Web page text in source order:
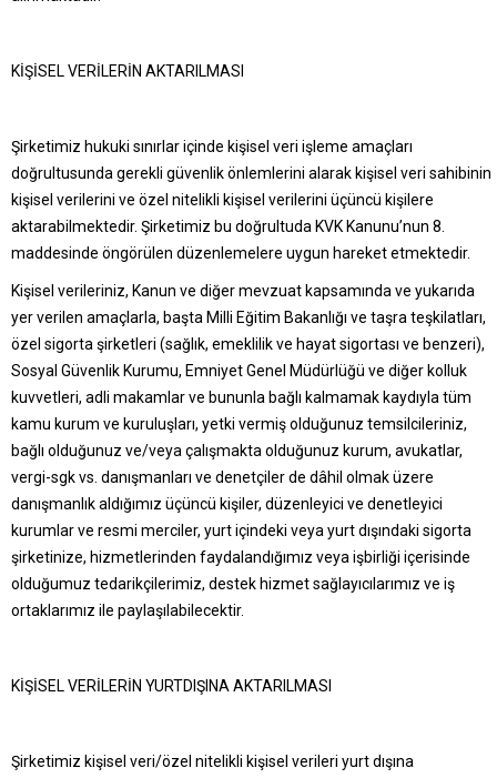
KİŞİSEL VERİLERİN AKTARILMASI
Şirketimiz hukuki sınırlar içinde kişisel veri işleme amaçları
doğrultusunda gerekli güvenlik önlemlerini alarak kişisel veri sahibinin
kişisel verilerini ve özel nitelikli kişisel verilerini üçüncü kişilere
aktarabilmektedir. Şirketimiz bu doğrultuda KVK Kanunu’nun 8.
maddesinde öngörülen düzenlemelere uygun hareket etmektedir.
Kişisel verileriniz, Kanun ve diğer mevzuat kapsamında ve yukarıda
yer verilen amaçlarla, başta Milli Eğitim Bakanlığı ve taşra teşkilatları,
özel sigorta şirketleri (sağlık, emeklilik ve hayat sigortası ve benzeri),
Sosyal Güvenlik Kurumu, Emniyet Genel Müdürlüğü ve diğer kolluk
kuvvetleri, adli makamlar ve bununla bağlı kalmamak kaydıyla tüm
kamu kurum ve kuruluşları, yetki vermiş olduğunuz temsilcileriniz,
bağlı olduğunuz ve/veya çalışmakta olduğunuz kurum, avukatlar,
vergi-sgk vs. danışmanları ve denetçiler de dâhil olmak üzere
danışmanlık aldığımız üçüncü kişiler, düzenleyici ve denetleyici
kurumlar ve resmi merciler, yurt içindeki veya yurt dışındaki sigorta
şirketinize, hizmetlerinden faydalandığımız veya işbirliği içerisinde
olduğumuz tedarikçilerimiz, destek hizmet sağlayıcılarımız ve iş
ortaklarımız ile paylaşılabilecektir.
KİŞİSEL VERİLERİN YURTDIŞINA AKTARILMASI
Şirketimiz kişisel veri/özel nitelikli kişisel verileri yurt dışına